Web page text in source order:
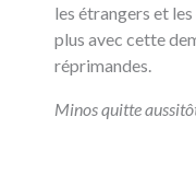
les étrangers et
plus avec cette
réprimandes.
Minos quitte